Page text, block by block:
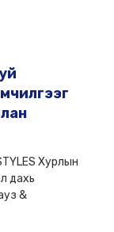
Хурлын
дахь
&